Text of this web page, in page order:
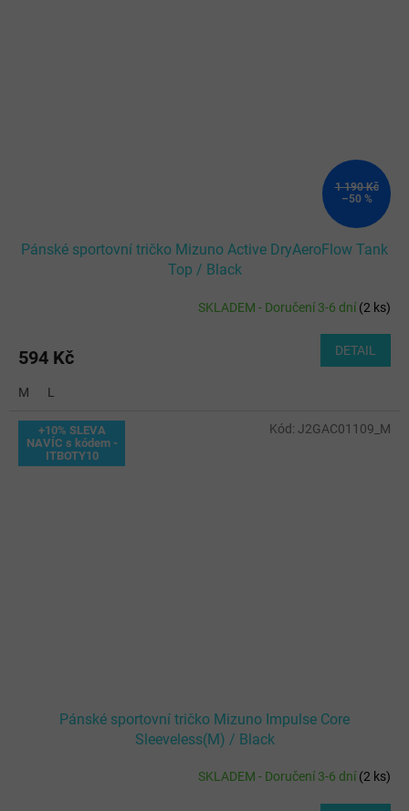
1 190 Kč
–50 %
Pánské sportovní tričko Mizuno Active DryAeroFlow Tank
Top / Black
SKLADEM - Doručení 3-6 dní(2 ks)
594 Kč DETAIL
M L
+10% SLEVA
NAVÍC s kódem -
ITBOTY10
Pánské sportovní tričko Mizuno Impulse Core
Sleeveless(M) / Black
SKLADEM - Doručení 3-6 dní(2 ks)
Kód: J2GAC01109_M